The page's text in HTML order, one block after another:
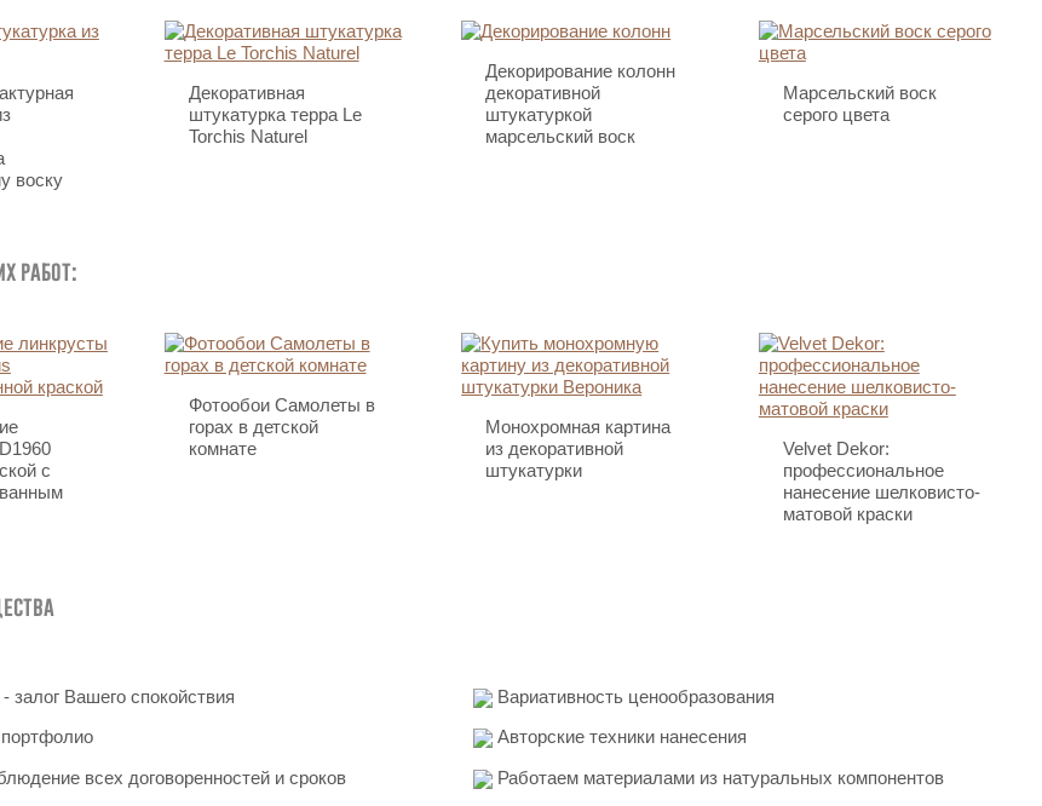
воску
Декоративная
штукатурка терра Le
Torchis Naturel
Декорирование колонн
декоративной
штукатуркой
марсельский воск
Марсельский воск
серого цвета
работ:
с
Фотообои Самолеты в
горах в детской
комнате
Монохромная картина
из декоративной
штукатурки
Velvet Dekor:
профессиональное
нанесение шелковисто-
матовой краски
Вашего спокойствия
всех договоренностей и сроков
Вариативность ценообразования
Авторские техники нанесения
Работаем материалами из натуральных компонентов